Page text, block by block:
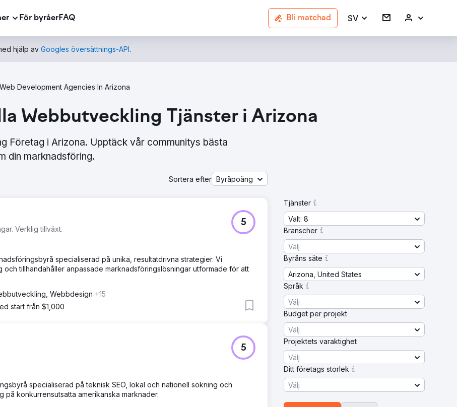
För byråerFAQ Bli matchad SV
hjälp av Googles översättnings-API.
Web Development Agencies In Arizona
Webbutveckling Tjänster i Arizona
Företag i Arizona. Upptäck vår communitys bästa
din marknadsföring.
Sortera efter Byråpoäng
Verklig tillväxt.
5
specialiserad på unika, resultatdrivna strategier. Vi
tillhandahåller anpassade marknadsföringslösningar utformade för att
Webbdesign +15
start från $1,000
5
specialiserad på teknisk SEO, lokal och nationell sökning och
konkurrensutsatta amerikanska marknader.
Tjänster
Valt: 8
Branscher
Välj
Byråns säte
Arizona, United States
Språk
Välj
Budget per projekt
Välj
Projektets varaktighet
Välj
Ditt företags storlek
Välj